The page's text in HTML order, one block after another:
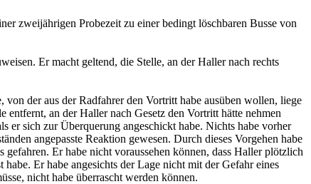
zweijährigen Probezeit zu einer bedingt löschbaren Busse von
Er macht geltend, die Stelle, an der Haller nach rechts
der aus der Radfahrer den Vortritt habe ausüben wollen, liege
entfernt, an der Haller nach Gesetz den Vortritt hätte nehmen
er sich zur Überquerung angeschickt habe. Nichts habe vorher
angepasste Reaktion gewesen. Durch dieses Vorgehen habe
Er habe nicht voraussehen können, dass Haller plötzlich
Er habe angesichts der Lage nicht mit der Gefahr eines
nicht habe überrascht werden können.